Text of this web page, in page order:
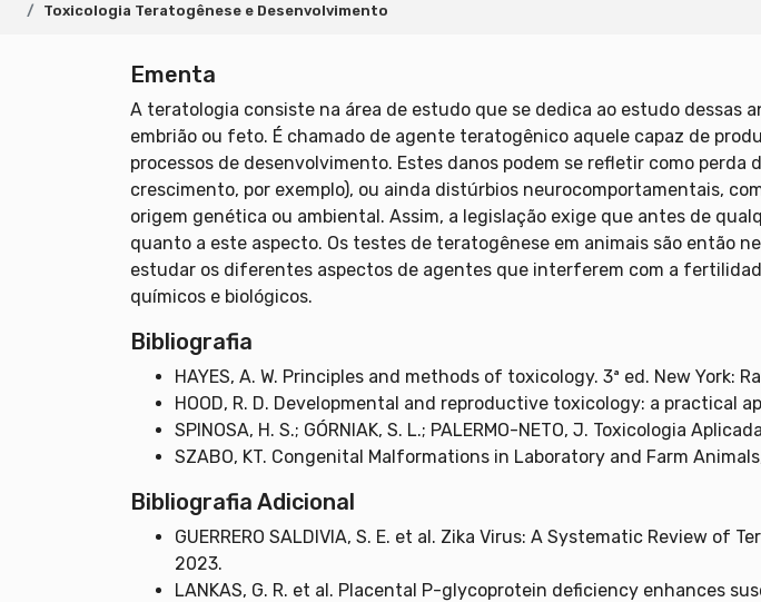
Toxicologia Teratogênese e Desenvolvimento
Ementa
A teratologia consiste na área de estudo que se dedica ao estudo dessas
embrião ou feto. É chamado de agente teratogênico aquele capaz de
processos de desenvolvimento. Estes danos podem se refletir como
crescimento, por exemplo), ou ainda distúrbios neurocomportamentais,
origem genética ou ambiental. Assim, a legislação exige que antes de
quanto a este aspecto. Os testes de teratogênese em animais são então
estudar os diferentes aspectos de agentes que interferem com a
químicos e biológicos.
Bibliografia
HAYES, A. W. Principles and methods of toxicology. 3ª ed. New York:
HOOD, R. D. Developmental and reproductive toxicology: a practical
SPINOSA, H. S.; GÓRNIAK, S. L.; PALERMO-NETO, J. Toxicologia
SZABO, KT. Congenital Malformations in Laboratory and Farm
Bibliografia Adicional
GUERRERO SALDIVIA, S. E. et al. Zika Virus: A Systematic Review
2023.
LANKAS, G. R. et al. Placental P-glycoprotein deficiency enhances